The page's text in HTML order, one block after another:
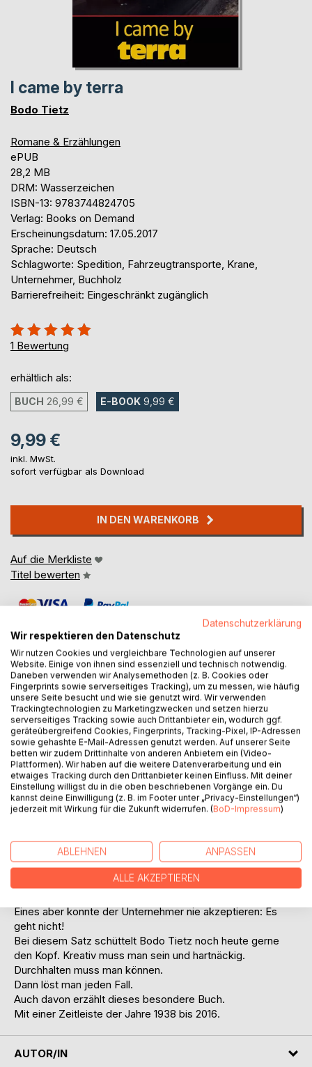
I came by terra
Bodo Tietz
Romane & Erzählungen
ePUB
28,2 MB
DRM: Wasserzeichen
ISBN-13: 9783744824705
Verlag: Books on Demand
Erscheinungsdatum: 17.05.2017
Sprache: Deutsch
Schlagworte: Spedition, Fahrzeugtransporte, Krane,
Unternehmer, Buchholz
Barrierefreiheit: Eingeschränkt zugänglich
Bewertung::
100%
1 Bewertung
erhältlich als:
BUCH 26,99 € E-BOOK 9,99 €
9,99 €
inkl. MwSt.
sofort verfügbar als Download
IN DEN WARENKORB
Auf die Merkliste
Titel bewerten
BESCHREIBUNG
Bodo Tietz, Jahrgang 1938, erzählt vom Berlin seiner
Kindheit, der Nachkriegszeit mit ihren Entbehrungen, aber
auch der kraftvollen Stimmung des Aufbruchs. Mit einem
Marktstand hielten seine Mutter Charlotte und der junge
Bodo die Familie finanziell über Wasser. Sein Geschäftssinn
entflammte wie auch seine Liebe zur Oper und
Leichtathletik. Kaufmann wollte Bodo werden. Wurde ein
in zehn Firmen und gründete mit terra schließlich sein
eigenes Unternehmen.
Die Menschen nimmt und mag Bodo Tietz dabei, wie sie
Eines aber konnte der Unternehmer nie akzeptieren: Es
geht nicht!
Bei diesem Satz schüttelt Bodo Tietz noch heute gerne
den Kopf. Kreativ muss man sein und hartnäckig.
Durchhalten muss man können.
Dann löst man jeden Fall.
Auch davon erzählt dieses besondere Buch.
Mit einer Zeitleiste der Jahre 1938 bis 2016.
AUTOR/IN
Datenschutzerklärung
Wir respektieren den Datenschutz
Wir nutzen Cookies und vergleichbare Technologien auf unserer
Website. Einige von ihnen sind essenziell und technisch notwendig.
Daneben verwenden wir Analysemethoden (z. B. Cookies oder
Fingerprints sowie serverseitiges Tracking), um zu messen, wie häufig
unsere Seite besucht und wie sie genutzt wird. Wir verwenden
Trackingtechnologien zu Marketingzwecken und setzen hierzu
serverseitiges Tracking sowie auch Drittanbieter ein, wodurch ggf.
geräteübergreifend Cookies, Fingerprints, Tracking-Pixel, IP-Adressen
sowie gehashte E-Mail-Adressen genutzt werden. Auf unserer Seite
betten wir zudem Drittinhalte von anderen Anbietern ein (Video-
Plattformen). Wir haben auf die weitere Datenverarbeitung und ein
etwaiges Tracking durch den Drittanbieter keinen Einfluss. Mit deiner
Einstellung willigst du in die oben beschriebenen Vorgänge ein. Du
kannst deine Einwilligung (z. B. im Footer unter „Privacy-Einstellungen“)
jederzeit mit Wirkung für die Zukunft widerrufen. (BoD-Impressum)
ABLEHNEN ANPASSEN
ALLE AKZEPTIEREN